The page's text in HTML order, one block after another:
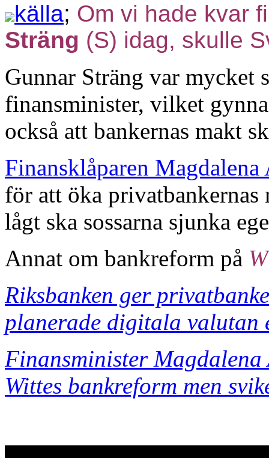
källa; Om vi hade kvar
Sträng (S) idag, skulle
Gunnar Sträng var mycket
finansminister, vilket
också att bankernas makt
Finansklåparen Magdalena
för att öka
lågt ska sossarna sjunka
Annat om bankreform på
Riksbanken ger
planerade digitala valutan
Finansminister
Wittes bankreform men